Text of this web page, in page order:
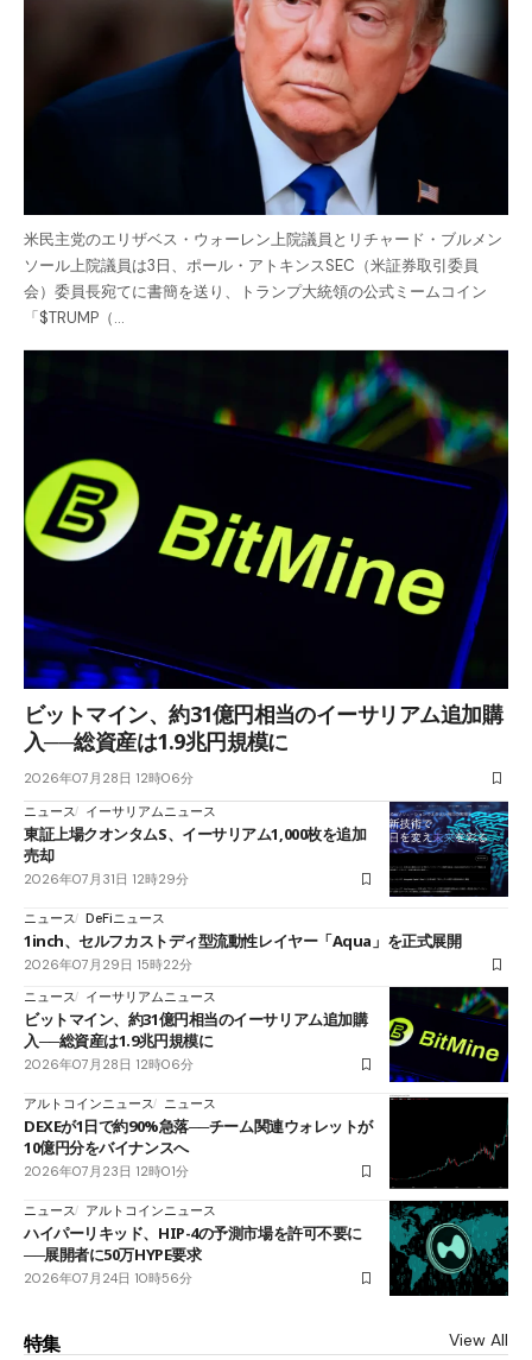
米民主党のエリザベス・ウォーレン上院議員とリチャード・ブルメン
ソール上院議員は3日、ポール・アトキンスSEC（米証券取引委員
会）委員長宛てに書簡を送り、トランプ大統領の公式ミームコイン
「$TRUMP（…
ビットマイン、約31億円相当のイーサリアム追加購
入──総資産は1.9兆円規模に
2026年07月28日 12時06分
ニュース
イーサリアムニュース
東証上場クオンタムS、イーサリアム1,000枚を追加
売却
2026年07月31日 12時29分
ニュース DeFiニュース
1inch、セルフカストディ型流動性レイヤー「Aqua」を正式展開
2026年07月29日 15時22分
ニュース
イーサリアムニュース
ビットマイン、約31億円相当のイーサリアム追加購
入──総資産は1.9兆円規模に
2026年07月28日 12時06分
アルトコインニュース ニュース
DEXEが1日で約90%急落──チーム関連ウォレットが
10億円分をバイナンスへ
2026年07月23日 12時01分
ニュース アルトコインニュース
ハイパーリキッド、HIP-4の予測市場を許可不要に
──展開者に50万HYPE要求
2026年07月24日 10時56分
特集 View All